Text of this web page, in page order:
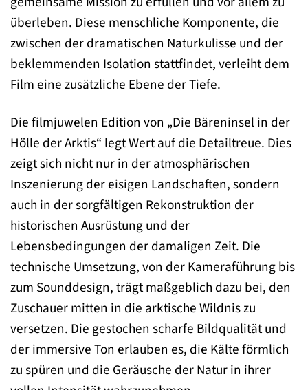
überleben. Diese menschliche Komponente, die
zwischen der dramatischen Naturkulisse und der
beklemmenden Isolation stattfindet, verleiht dem
Film eine zusätzliche Ebene der Tiefe.
Die filmjuwelen Edition von „Die Bäreninsel in der
Hölle der Arktis“ legt Wert auf die Detailtreue. Dies
zeigt sich nicht nur in der atmosphärischen
Inszenierung der eisigen Landschaften, sondern
auch in der sorgfältigen Rekonstruktion der
historischen Ausrüstung und der
Lebensbedingungen der damaligen Zeit. Die
technische Umsetzung, von der Kameraführung bis
zum Sounddesign, trägt maßgeblich dazu bei, den
Zuschauer mitten in die arktische Wildnis zu
versetzen. Die gestochen scharfe Bildqualität und
der immersive Ton erlauben es, die Kälte förmlich
zu spüren und die Geräusche der Natur in ihrer